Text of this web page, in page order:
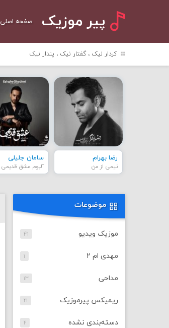
پیر موزیک صفحه اصلی
کردار نیک ، گفتار نیک ، پندار نیک
رضا بهرام
نیمی از من
سامان جلیلی
آلبوم عشق قدیمی
موضوعات
موزیک ویدیو ۴۱
مهدی ام ۲ ۱
مداحی ۱۳
ریمیکس پیرموزیک ۲۱
دسته‌بندی نشده ۲